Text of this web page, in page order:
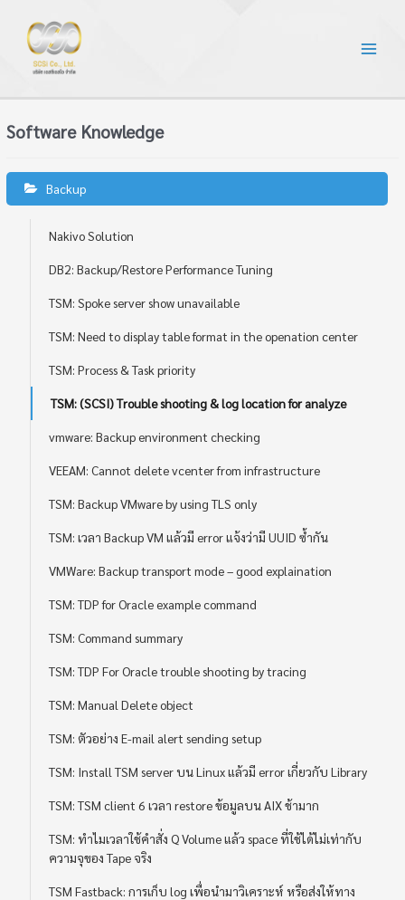
Software Knowledge
Backup
Nakivo Solution
DB2: Backup/Restore Performance Tuning
TSM: Spoke server show unavailable
TSM: Need to display table format in the openation center
TSM: Process & Task priority
TSM: (SCSI) Trouble shooting & log location for analyze
vmware: Backup environment checking
VEEAM: Cannot delete vcenter from infrastructure
TSM: Backup VMware by using TLS only
TSM: เวลา Backup VM แล้วมี error แจ้งว่ามี UUID ซ้ำกัน
VMWare: Backup transport mode – good explaination
TSM: TDP for Oracle example command
TSM: Command summary
TSM: TDP For Oracle trouble shooting by tracing
TSM: Manual Delete object
TSM: ตัวอย่าง E-mail alert sending setup
TSM: Install TSM server บน Linux แล้วมี error เกี่ยวกับ Library
TSM: TSM client 6 เวลา restore ข้อมูลบน AIX ช้ามาก
TSM: ทำไมเวลาใช้คำสั่ง Q Volume แล้ว space ที่ใช้ได้ไม่เท่ากับ
ความจุของ Tape จริง
TSM Fastback: การเก็บ log เพื่อนำมาวิเคราะห์ หรือส่งให้ทาง